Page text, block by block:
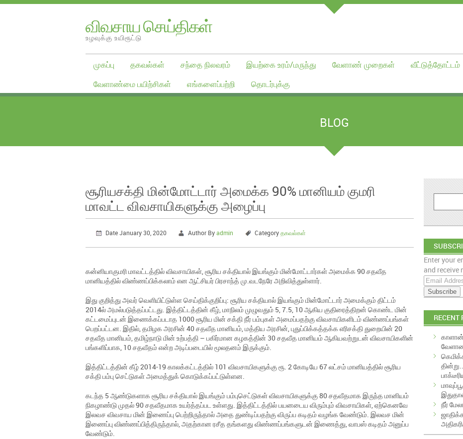
விவசாய செய்திகள்
உழவுக்கு உயிரூட்டு
முகப்பு தகவல்கள் சந்தை நிலவரம் இயற்கை உரம்/மருந்து வேளாண் முறைகள் வீட்டுத்தோட்டம்
வேளாண்மை பயிற்சிகள்
எங்களைப்பற்றி தொடர்புக்கு
BLOG
சூரியசக்தி மின்மோட்டார் அமைக்க 90% மானியம் குமரி
மாவட்ட விவசாயிகளுக்கு அழைப்பு
Date January 30, 2020 Author Byadmin Categoryதகவல்கள்
கன்னியாகுமரி மாவட்டத்தில் விவசாயிகள், சூரிய சக்தியால் இயங்கும் மின்மோட்டார்கள் அமைக்க 90 சதவீத
மானியத்தில் விண்ணப்பிக்கலாம் என ஆட்சியர் பிரசாந்த் மு.வடநேரே அறிவித்துள்ளார்.
இது குறித்து அவர் வெளியிட்டுள்ள செய்திக்குறிப்பு: சூரிய சக்தியால் இயங்கும் மின்மோட்டார் அமைக்கும் திட்டம்
2014ல் அமல்படுத்தப்பட்டது. இத்திட்டத்தின் கீழ், மாநிலம் முழுவதும் 5, 7.5, 10 ஆகிய குதிரைத்திறன் கொண்ட மின்
கட்டமைப்புடன் இணைக்கப்படாத 1000 சூரிய மின் சக்தி நீர் பம்புகள் அமைப்பதற்கு விவசாயிகளிடம் விண்ணப்பங்கள்
பெறப்பட்டன. இதில், தமிழக அரசின் 40 சதவீத மானியம், மத்திய அரசின், புதுப்பிக்கத்தக்க எரிசக்தி துறையின் 20
சதவீத மானியம், தமிழ்நாடு மின் உற்பத்தி – பகிர்மான கழகத்தின் 30 சதவீத மானியம் ஆகியவற்றுடன் விவசாயிகளின்
பங்களிப்பாக, 10 சதவீதம் என்ற அடிப்படையில் மூலதனம் இருக்கும்.
இத்திட்டத்தின் கீழ் 2014-19 காலக்கட்டத்தில் 101 விவசாயிகளுக்கு ரூ. 2 கோடியே 67 லட்சம் மானியத்தில் சூரிய
சக்தி பம்பு செட்டுகள் அமைத்துக் கொடுக்கப்பட்டுள்ளன.
கடந்த 5 ஆண்டுகளாக சூரிய சக்தியால் இயங்கும் பம்புசெட்டுகள் விவசாயிகளுக்கு 80 சதவீதமாக இருந்த மானியம்
நிகழாண்டு முதல் 90 சதவீதமாக உயர்த்தப்பட உள்ளது. இத்திட்டத்தில் பயனடைய விரும்பும் விவசாயிகள், ஏற்கெனவே
இலவச விவசாய மின் இணைப்பு பெற்றிருந்தால் அதை துண்டிப்பதற்கு விருப்ப கடிதம் வழங்க வேண்டும். இலவச மின்
இணைப்பு விண்ணப்பித்திருந்தால், அதற்கான ரசீத தங்களது விண்ணப்பங்களுடன் இணைத்து, வாபஸ் கடிதம் அனுப்ப
வேண்டும்.
EMAIL
Enter your
and receive
E
m
a
i
A
RECENT
காளான்
நீர்